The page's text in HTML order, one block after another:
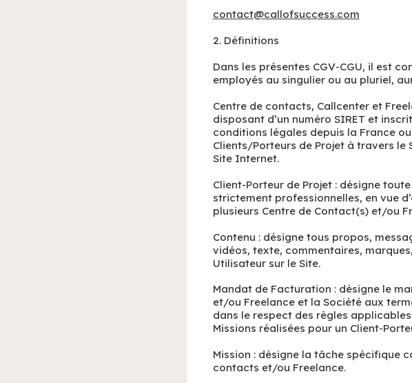
contact@callofsuccess.com
2. Définitions
Dans les présentes CGV-CGU, il est
employés au singulier ou au pluriel,
Centre de contacts, Callcenter et
disposant d’un numéro SIRET et
conditions légales depuis la France
Clients/Porteurs de Projet à travers
Site Internet.
Client-Porteur de Projet : désigne
strictement professionnelles, en vue
plusieurs Centre de Contact(s) et/ou
Contenu : désigne tous propos,
vidéos, texte, commentaires,
Utilisateur sur le Site.
Mandat de Facturation : désigne le
et/ou Freelance et la Société aux
dans le respect des règles
Missions réalisées pour un Client-
Mission : désigne la tâche spécifique
contacts et/ou Freelance.